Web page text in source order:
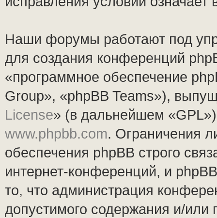
Наши форумы работают под
для создания конференций
«программное обеспечение
Group», «phpBB Teams»),
License» (в дальнейшем
www.phpbb.com. Ограничения
обеспечения phpBB строго
интернет-конференций, и
то, что администрация
допустимого содержания и/или